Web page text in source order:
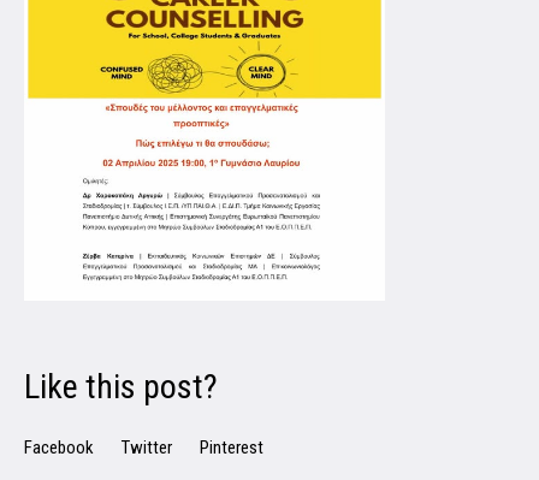
Like this post?
Facebook Twitter Pinterest